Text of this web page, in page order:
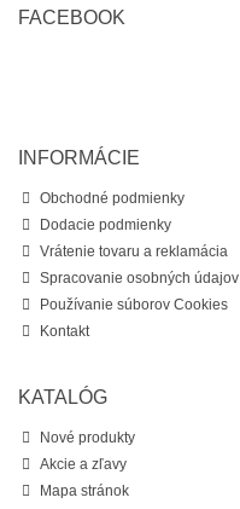
FACEBOOK
INFORMÁCIE
Obchodné podmienky
Dodacie podmienky
Vrátenie tovaru a reklamácia
Spracovanie osobných údajov
Používanie súborov Cookies
Kontakt
KATALÓG
Nové produkty
Akcie a zľavy
Mapa stránok